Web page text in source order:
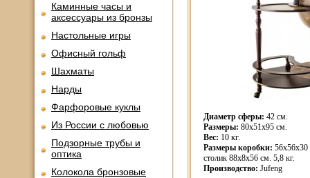
Каминные часы и
аксессуары из бронзы
Настольные игры
Офисный гольф
Шахматы
Нарды
Фарфоровые куклы
Из России с любовью
Подзорные трубы и
оптика
Колокола бронзовые
Диаметр сферы: 42 см.
Размеры: 80х51х95 см.
Вес: 10 кг.
Размеры коробки: 56х56х30
столик 88х8х56 см. 5,8 кг.
Производство: Jufeng